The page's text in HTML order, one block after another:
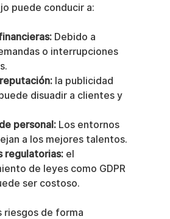
puede conducir a:
Debido a
o interrupciones
la publicidad
disuadir a clientes y
personal: Los entornos
a los mejores talentos.
regulatorias: el
de leyes como GDPR
ser costoso.
riesgos de forma